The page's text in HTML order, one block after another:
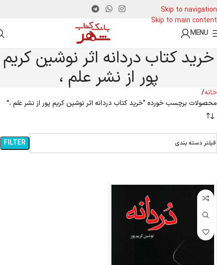
Skip to navigation
Skip to main content
MENU
خرید کتاب دردانه اثر نوشین کریم
پور از نشر علم ،
خانه
محصولات برچسب خورده “خرید کتاب دردانه اثر نوشین کریم پور از نشر علم ،”
فیلتر دسته بندی FILTER